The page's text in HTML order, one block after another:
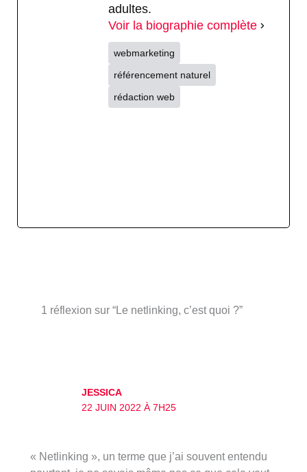
adultes.
Voir la biographie complète
webmarketing
référencement naturel
rédaction web
1 réflexion sur “Le netlinking, c’est quoi ?”
JESSICA
22 JUIN 2022 À 7H25
« Netlinking », un terme que j’ai souvent entendu